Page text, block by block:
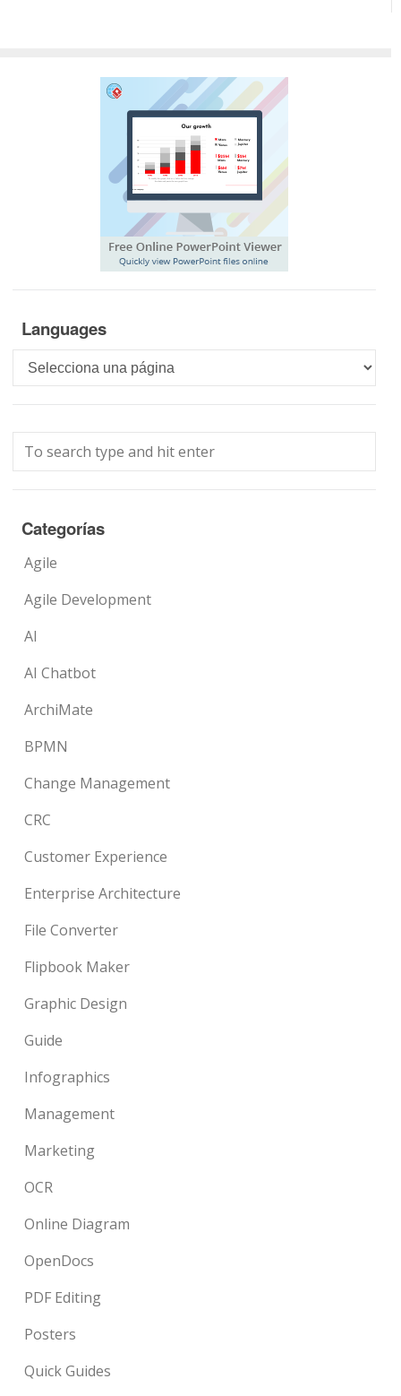
Languages
Languages
Categorías
Agile
Agile Development
AI
AI Chatbot
ArchiMate
BPMN
Change Management
CRC
Customer Experience
Enterprise Architecture
File Converter
Flipbook Maker
Graphic Design
Guide
Infographics
Management
Marketing
OCR
Online Diagram
OpenDocs
PDF Editing
Posters
Quick Guides